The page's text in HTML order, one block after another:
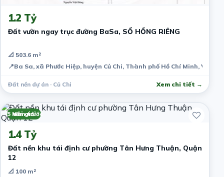
1.2 Tỷ
Đất vườn ngay trục đường BaSa, SỔ HỒNG RIÊNG
📐 503.6 m²
📍Ba Sa, xã Phước Hiệp, huyện Củ Chi, Thành phố Hồ Chí Minh, Việt
Đất nền dự án · Củ Chi Xem chi tiết →
Môi giới
5 năm trước
1.4 Tỷ
Đất nền khu tái định cư phường Tân Hưng Thuận, Quận
12
📐 100 m²